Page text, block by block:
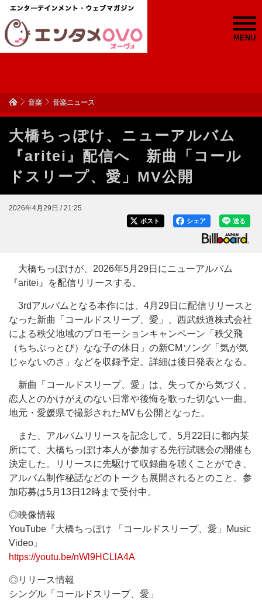
MENU
音楽 音楽ニュース
大橋ちっぽけ、ニューアルバム
『aritei』配信へ 新曲「コール
ドスリープ、愛」MV公開
2026年4月29日 / 21:25
送る
シェア
ポスト
大橋ちっぽけが、2026年5月29日にニューアルバム
『aritei』を配信リリースする。
3rdアルバムとなる本作には、4月29日に配信リリースと
なった新曲「コールドスリープ、愛」、西武鉄道株式会社
による秩父地域のプロモーションキャンペーン「秩父飛
（ちちぶっとび）なな子の休日」の新CMソング「気が気
じゃないのさ」などを収録予定。詳細は後日発表となる。
新曲「コールドスリープ、愛」は、失ってから気づく、
恋人とのかけがえのない日常や後悔を歌った切ない一曲。
地元・愛媛県で撮影されたMVも公開となった。
また、アルバムリリースを記念して、5月22日に都内某
所にて、大橋ちっぽけ本人が参加する先行試聴会の開催も
決定した。リリースに先駆けて収録曲を聴くことができ、
アルバム制作秘話などのトークも展開されるとのこと。参
加応募は5月13日12時まで受付中。
◎映像情報
YouTube『大橋ちっぽけ 「コールドスリープ、愛」Music
Video』
https://youtu.be/nWl9HCLlA4A
◎リリース情報
シングル「コールドスリープ、愛」